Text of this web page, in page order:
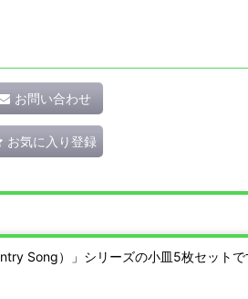
お問い合わせ
お気に入り登録
Song）」シリーズの小皿5枚セットで